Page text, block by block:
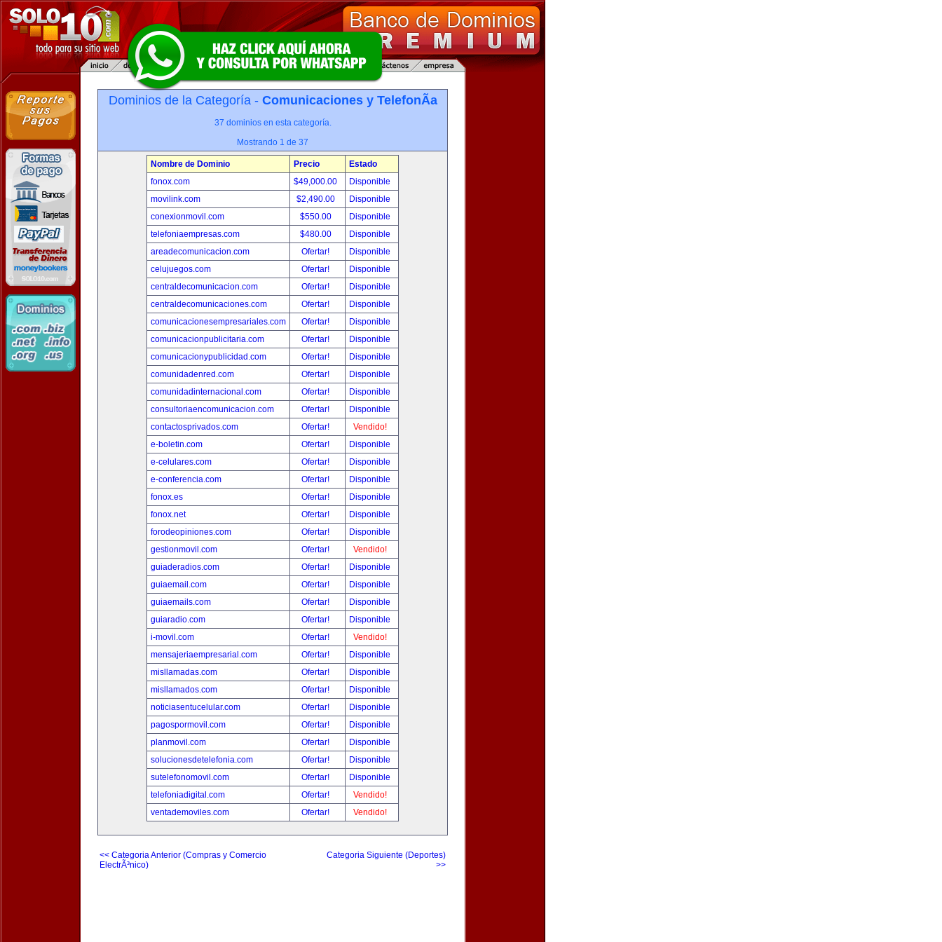
Dominios de la Categoría - Comunicaciones y TelefonÃ­a
37 dominios en esta categoría.
Mostrando 1 de 37
Nombre de Dominio Precio
Estado
fonox.com
$49,000.00
Disponible
movilink.com
$2,490.00
Disponible
conexionmovil.com
$550.00
Disponible
telefoniaempresas.com
$480.00
Disponible
areadecomunicacion.com
Ofertar!
Disponible
celujuegos.com
Ofertar!
Disponible
centraldecomunicacion.com
Ofertar!
Disponible
centraldecomunicaciones.com
Ofertar!
Disponible
comunicacionesempresariales.com
Ofertar!
Disponible
comunicacionpublicitaria.com
Ofertar!
Disponible
comunicacionypublicidad.com
Ofertar!
Disponible
comunidadenred.com
Ofertar!
Disponible
comunidadinternacional.com
Ofertar!
Disponible
consultoriaencomunicacion.com
Ofertar!
Disponible
contactosprivados.com
Ofertar!
Vendido!
e-boletin.com
Ofertar!
Disponible
e-celulares.com
Ofertar!
Disponible
e-conferencia.com
Ofertar!
Disponible
fonox.es
Ofertar!
Disponible
fonox.net
Ofertar!
Disponible
forodeopiniones.com
Ofertar!
Disponible
gestionmovil.com
Ofertar!
Vendido!
guiaderadios.com
Ofertar!
Disponible
guiaemail.com
Ofertar!
Disponible
guiaemails.com
Ofertar!
Disponible
guiaradio.com
Ofertar!
Disponible
i-movil.com
Ofertar!
Vendido!
mensajeriaempresarial.com
Ofertar!
Disponible
misllamadas.com
Ofertar!
Disponible
misllamados.com
Ofertar!
Disponible
noticiasentucelular.com
Ofertar!
Disponible
pagospormovil.com
Ofertar!
Disponible
planmovil.com
Ofertar!
Disponible
solucionesdetelefonia.com
Ofertar!
Disponible
sutelefonomovil.com
Ofertar!
Disponible
telefoniadigital.com
Ofertar!
Vendido!
ventademoviles.com
Ofertar! Vendido!
<< Categoria Anterior (Compras y Comercio
ElectrÃ³nico)
Categoria Siguiente (Deportes)
>>